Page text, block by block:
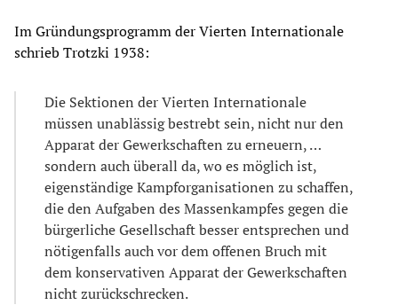
Im Gründungsprogramm der Vierten Internationale
schrieb Trotzki 1938:
Die Sektionen der Vierten Internationale
müssen unablässig bestrebt sein, nicht nur den
Apparat der Gewerkschaften zu erneuern, …
sondern auch überall da, wo es möglich ist,
eigenständige Kampforganisationen zu schaffen,
die den Aufgaben des Massenkampfes gegen die
bürgerliche Gesellschaft besser entsprechen und
nötigenfalls auch vor dem offenen Bruch mit
dem konservativen Apparat der Gewerkschaften
nicht zurückschrecken.